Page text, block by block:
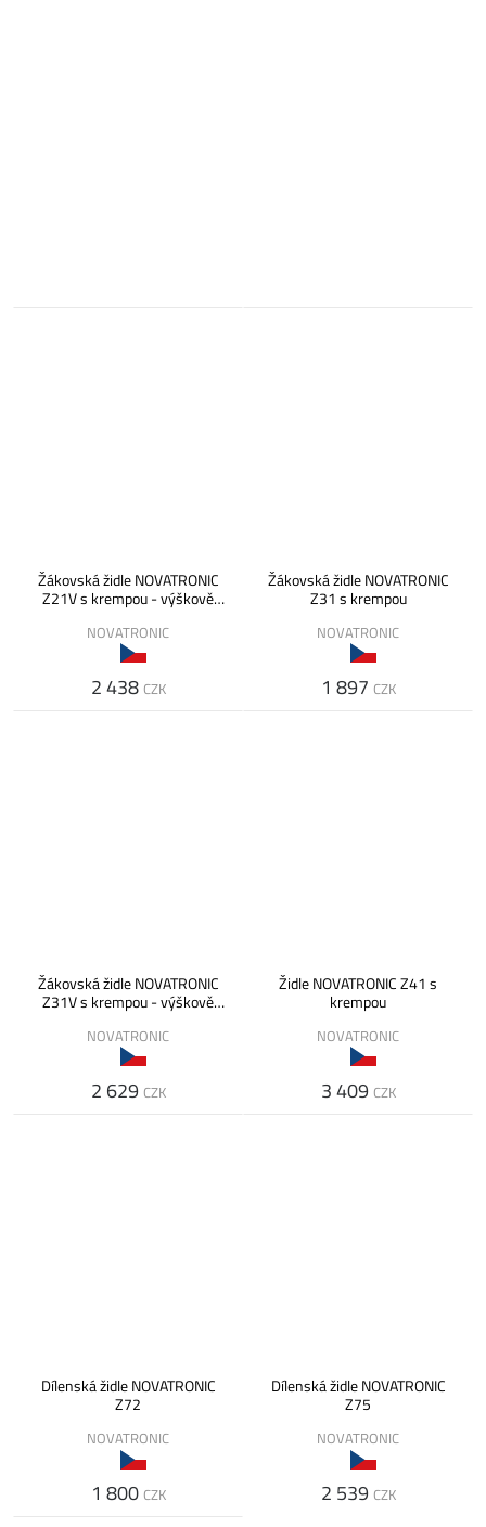
Žákovská židle NOVATRONIC
Z21V s krempou - výškově
NOVATRONIC
2 438 CZK
Žákovská židle NOVATRONIC
Z31 s krempou
NOVATRONIC
1 897 CZK
Žákovská židle NOVATRONIC
Z31V s krempou - výškově
nastavitelná
NOVATRONIC
2 629 CZK
Židle NOVATRONIC Z41 s
krempou
NOVATRONIC
3 409 CZK
Dílenská židle NOVATRONIC
Z72
NOVATRONIC
1 800 CZK
Dílenská židle NOVATRONIC
Z75
NOVATRONIC
2 539 CZK